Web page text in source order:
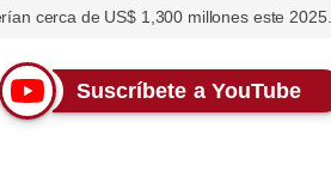
cerca de US$ 1,300 millones este 2025.
Suscríbete a YouTube